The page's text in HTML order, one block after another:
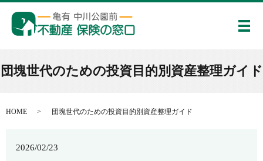
メ
団塊世代のための投資目的別資産整理ガイド
HOME 団塊世代のための投資目的別資産整理ガイド
2026/02/23